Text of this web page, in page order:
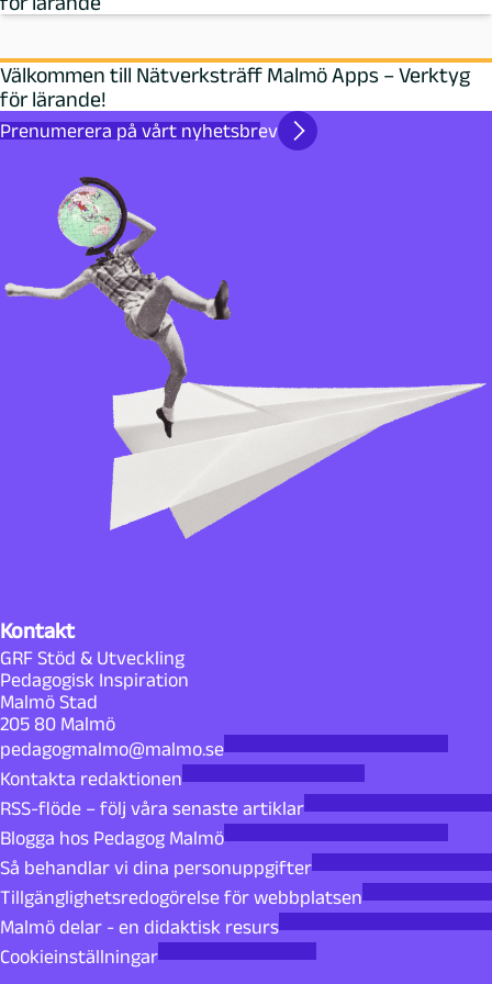
Välkommen till Nätverksträff Malmö Apps – Verktyg
för lärande!
Prenumerera på vårt nyhetsbrev
Kontakt
GRF Stöd & Utveckling
Pedagogisk Inspiration
Malmö Stad
205 80 Malmö
pedagogmalmo@malmo.se
Kontakta redaktionen
RSS-flöde – följ våra senaste artiklar
Blogga hos Pedagog Malmö
Så behandlar vi dina personuppgifter
Tillgänglighetsredogörelse för webbplatsen
Malmö delar - en didaktisk resurs
Cookieinställningar